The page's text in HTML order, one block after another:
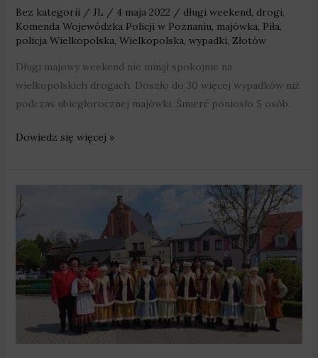
Bez kategorii/ JL / 4 maja 2022 / długi weekend, drogi,
Komenda Wojewódzka Policji w Poznaniu, majówka, Piła,
policja Wielkopolska, Wielkopolska, wypadki, Złotów
Długi majowy weekend nie minął spokojnie na
wielkopolskich drogach. Doszło do 30 więcej wypadków niż
podczas ubiegłorocznej majówki. Śmierć poniosło 5 osób.
Dowiedz się więcej »
Tańczą,
śpiewają
kultywują
folklor
od
wieku
[ZDJĘCIA]